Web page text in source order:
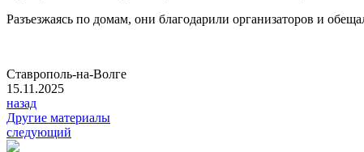
Разъезжаясь по домам, они благодарили организаторов и
Ставрополь-на-Волге
15.11.2025
назад
Другие материалы
следующий